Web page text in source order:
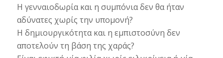
Η γενναιοδωρία και η συμπόνια δεν θα ήταν
αδύνατες χωρίς την υπομονή?
Η δημιουργικότητα και η εμπιστοσύνη δεν
αποτελούν τη βάση της χαράς?